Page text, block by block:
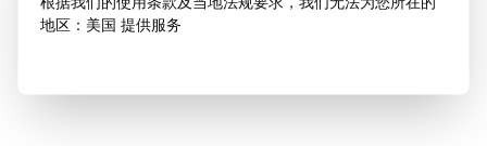
地区：美国 提供服务